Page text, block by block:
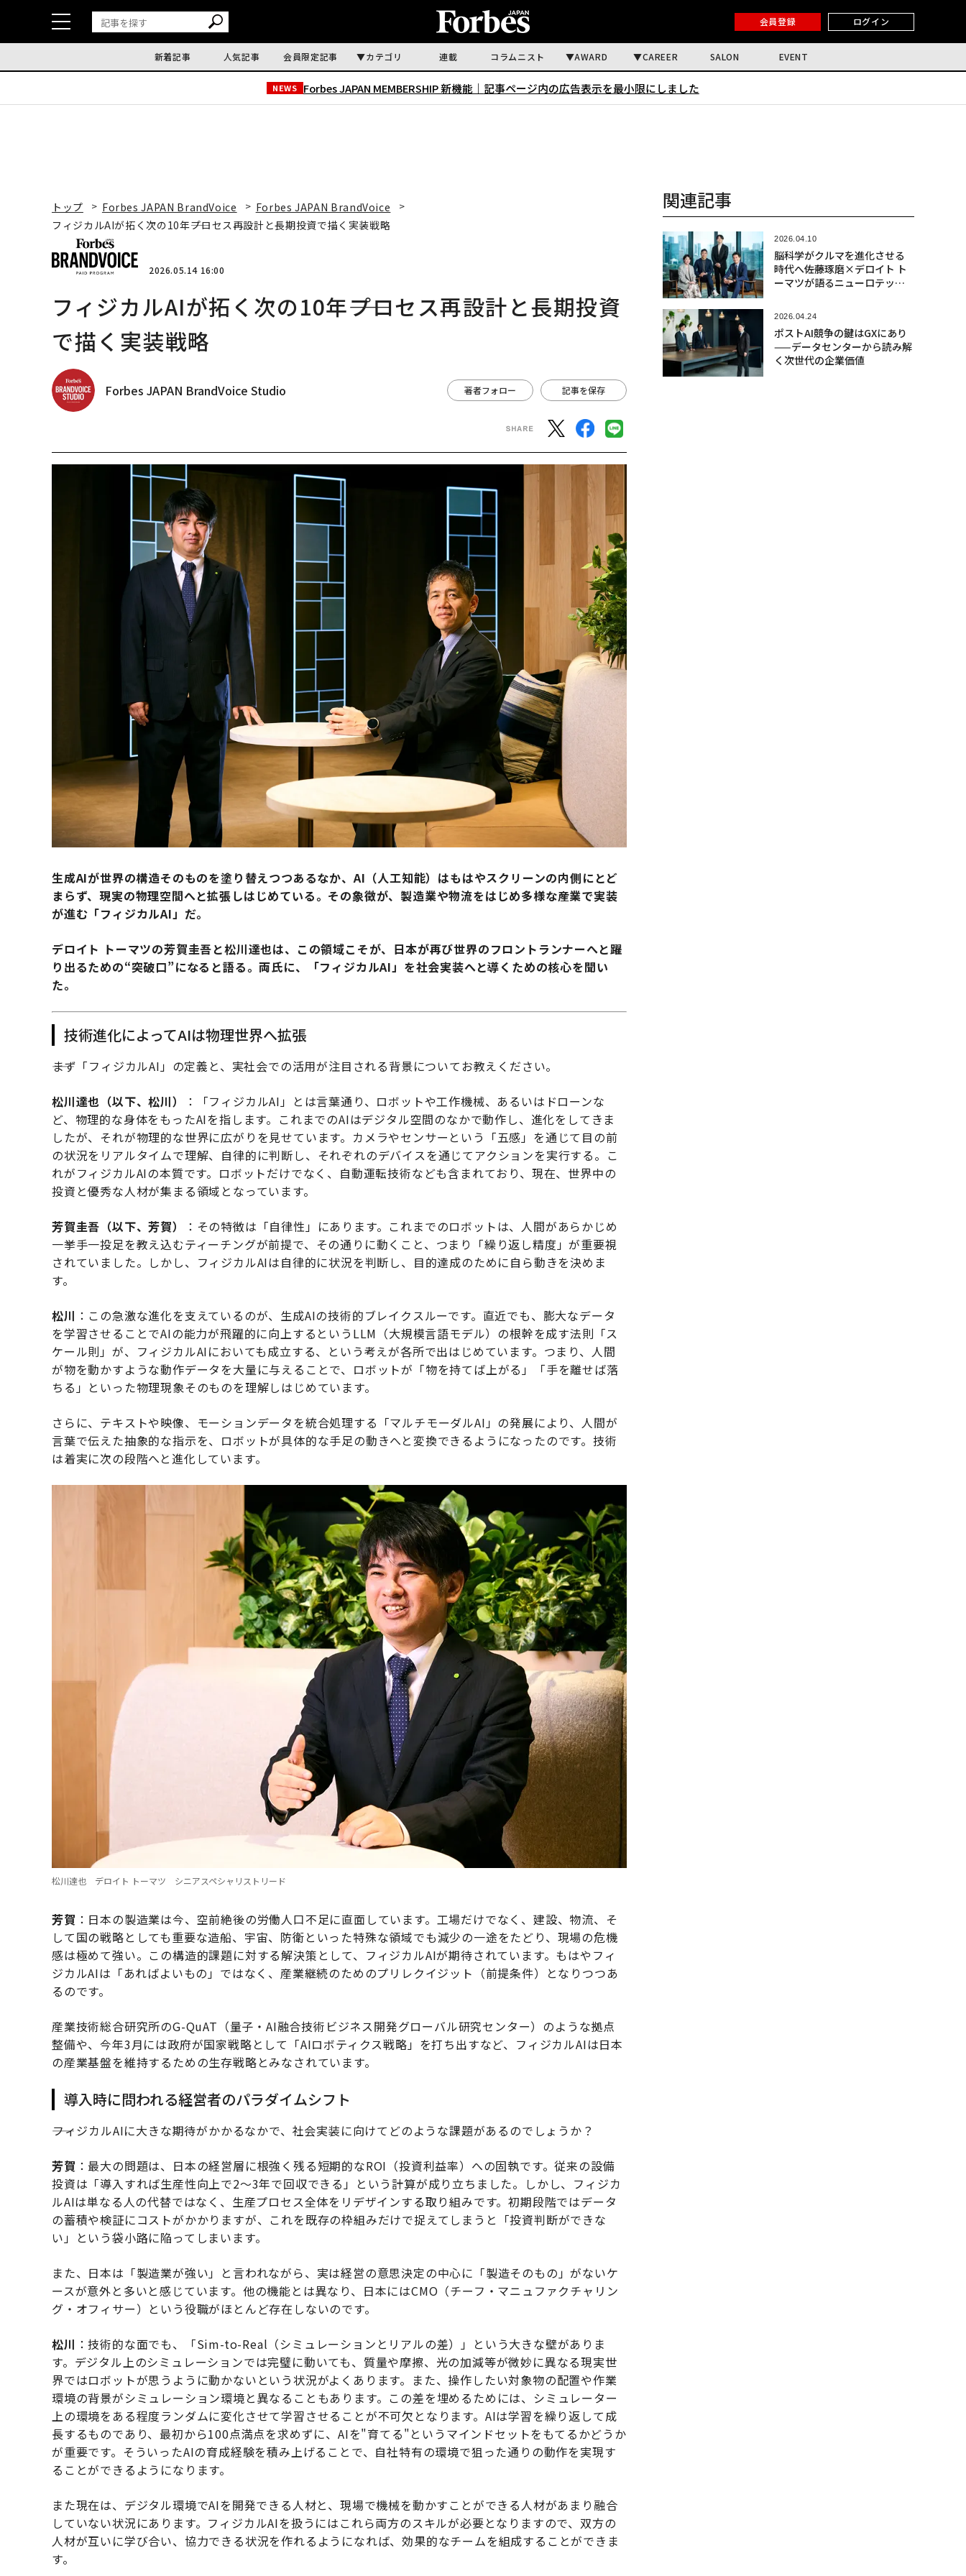
会員登録 ログイン
新着記事 人気記事 会員限定記事 カテゴリ 連載 コラムニスト AWARD CAREER SALON EVENT
NEWS Forbes JAPAN MEMBERSHIP 新機能｜ 記事ページ内の広告表示を最小限にしました
トップ Forbes JAPAN BrandVoice
Forbes JAPAN BrandVoice
フィジカルAIが拓く次の10年――プロセス再設計と長期投資で描く実装戦略
2026.05.14 16:00
フィジカルAIが拓く次の10年――プロセス再設計と長期投資
で描く実装戦略
Forbes JAPAN BrandVoice Studio 著者フォロー 記事を保存
生成AIが世界の構造そのものを塗り替えつつあるなか、AI（人工知能）はもはやスクリーンの内側にとど
まらず、現実の物理空間へと拡張しはじめている。その象徴が、製造業や物流をはじめ多様な産業で実装
が進む「フィジカルAI」だ。
デロイト トーマツの芳賀圭吾と松川達也は、この領域こそが、日本が再び世界のフロントランナーへと躍
り出るための“突破口”になると語る。両氏に、「フィジカルAI」を社会実装へと導くための核心を聞い
た。
技術進化によってAIは物理世界へ拡張
――まず「フィジカルAI」の定義と、実社会での活用が注目される背景についてお教えください。
松川達也（以下、松川）
：「フィジカルAI」とは言葉通り、ロボットや工作機械、あるいはドローンな
ど、物理的な身体をもったAIを指します。これまでのAIはデジタル空間のなかで動作し、進化をしてきま
したが、それが物理的な世界に広がりを見せています。カメラやセンサーという「五感」を通じて目の前
の状況をリアルタイムで理解、自律的に判断し、それぞれのデバイスを通じてアクションを実行する。こ
れがフィジカルAIの本質です。ロボットだけでなく、自動運転技術なども含まれており、現在、世界中の
投資と優秀な人材が集まる領域となっています。
芳賀圭吾（以下、芳賀）
：その特徴は「自律性」にあります。これまでのロボットは、人間があらかじめ
一挙手一投足を教え込むティーチングが前提で、その通りに動くこと、つまり「繰り返し精度」が重要視
されていました。しかし、フィジカルAIは自律的に状況を判断し、目的達成のために自ら動きを決めま
す。
松川 ：この急激な進化を支えているのが、生成AIの技術的ブレイクスルーです。直近でも、膨大なデータ
を学習させることでAIの能力が飛躍的に向上するというLLM（大規模言語モデル）の根幹を成す法則「ス
ケール則」が、フィジカルAIにおいても成立する、という考えが各所で出はじめています。つまり、人間
が物を動かすような動作データを大量に与えることで、ロボットが「物を持てば上がる」「手を離せば落
ちる」といった物理現象そのものを理解しはじめています。
さらに、テキストや映像、モーションデータを統合処理する「マルチモーダルAI」の発展により、人間が
言葉で伝えた抽象的な指示を、ロボットが具体的な手足の動きへと変換できるようになったのです。技術
は着実に次の段階へと進化しています。
松川達也 デロイト トーマツ シニアスペシャリストリード
芳賀 ：日本の製造業は今、空前絶後の労働人口不足に直面しています。工場だけでなく、建設、物流、そ
して国の戦略としても重要な造船、宇宙、防衛といった特殊な領域でも減少の一途をたどり、現場の危機
感は極めて強い。この構造的課題に対する解決策として、フィジカルAIが期待されています。もはやフィ
ジカルAIは「あればよいもの」ではなく、産業継続のためのプリレクイジット（前提条件）となりつつあ
るのです。
産業技術総合研究所のG-QuAT（量子・AI融合技術ビジネス開発グローバル研究センター）のような拠点
整備や、今年3月には政府が国家戦略として「AIロボティクス戦略」を打ち出すなど、フィジカルAIは日本
の産業基盤を維持するための生存戦略とみなされています。
導入時に問われる経営者のパラダイムシフト
――フィジカルAIに大きな期待がかかるなかで、社会実装に向けてどのような課題があるのでしょうか？
芳賀 ：最大の問題は、日本の経営層に根強く残る短期的なROI（投資利益率）への固執です。従来の設備
投資は「導入すれば生産性向上で2〜3年で回収できる」という計算が成り立ちました。しかし、フィジカ
ルAIは単なる人の代替ではなく、生産プロセス全体をリデザインする取り組みです。初期段階ではデータ
の蓄積や検証にコストがかかりますが、これを既存の枠組みだけで捉えてしまうと「投資判断ができな
い」という袋小路に陥ってしまいます。
また、日本は「製造業が強い」と言われながら、実は経営の意思決定の中心に「製造そのもの」がないケ
ースが意外と多いと感じています。他の機能とは異なり、日本にはCMO（チーフ・マニュファクチャリン
グ・オフィサー）という役職がほとんど存在しないのです。
松川 ：技術的な面でも、「Sim-to-Real（シミュレーションとリアルの差）」という大きな壁がありま
す。デジタル上のシミュレーションでは完璧に動いても、質量や摩擦、光の加減等が微妙に異なる現実世
界ではロボットが思うように動かないという状況がよくあります。また、操作したい対象物の配置や作業
環境の背景がシミュレーション環境と異なることもあります。この差を埋めるためには、シミュレーター
上の環境をある程度ランダムに変化させて学習させることが不可欠となります。AIは学習を繰り返して成
長するものであり、最初から100点満点を求めずに、AIを"育てる"というマインドセットをもてるかどうか
が重要です。そういったAIの育成経験を積み上げることで、自社特有の環境で狙った通りの動作を実現す
ることができるようになります。
また現在は、デジタル環境でAIを開発できる人材と、現場で機械を動かすことができる人材があまり融合
していない状況にあります。フィジカルAIを扱うにはこれら両方のスキルが必要となりますので、双方の
人材が互いに学び合い、協力できる状況を作れるようになれば、効果的なチームを組成することができま
す。
関連記事
2026.04.10
脳科学がクルマを進化させる
時代へ――佐藤琢磨×デロイト ト
ーマツが語るニューロテック
2026.04.24
ポストAI競争の鍵はGXにあり
——データセンターから読み解
く次世代の企業価値